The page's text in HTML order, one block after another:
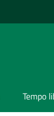
Tempo